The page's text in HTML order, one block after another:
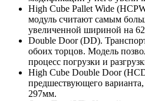
High Cube Pallet Wide
модуль считают самым
увеличенной шириной на
Double Door (DD).
обоих торцов. Модель
процесс погрузки и
High Cube Double Door
предшествующего
297мм.